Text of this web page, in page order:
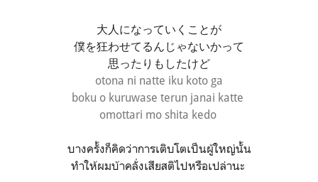
大人になっていくことが
僕を狂わせてるんじゃないかって
思ったりもしたけど
otona ni natte iku koto ga
boku o kuruwase terun janai katte
omottari mo shita kedo
บางครั้งก็คิดว่าการเติบโตเป็นผู้ใหญ่นั้น
ทำให้ผมบ้าคลั่งเสียสติไปหรือเปล่านะ